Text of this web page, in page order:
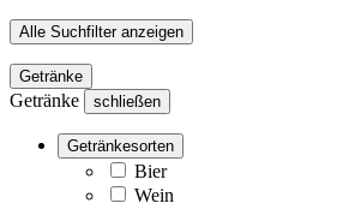
Alle Suchfilter anzeigen
Getränke
Getränke schließen
Getränkesorten
Bier
Wein